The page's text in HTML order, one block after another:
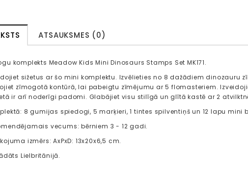
ATSAUKSMES (0)
komplekts Meadow Kids Mini Dinosaurs Stamps Set MK171.
sižetus ar šo mini komplektu. Izvēlieties no 8 dažādiem dinozauru
zīmogotā kontūrā, lai pabeigtu zīmējumu ar 5 flomasteriem.
ir arī noderīgi padomi. Glabājiet visu stilīgā un glītā kastē ar 2
8 gumijas spiedogi, 5 marķieri, 1 tintes spilventiņš un 12 lapu mini
vecums: bērniem 3 - 12 gadi.
izmērs: AxPxD: 13x20x6,5 cm.
Lielbritānijā.